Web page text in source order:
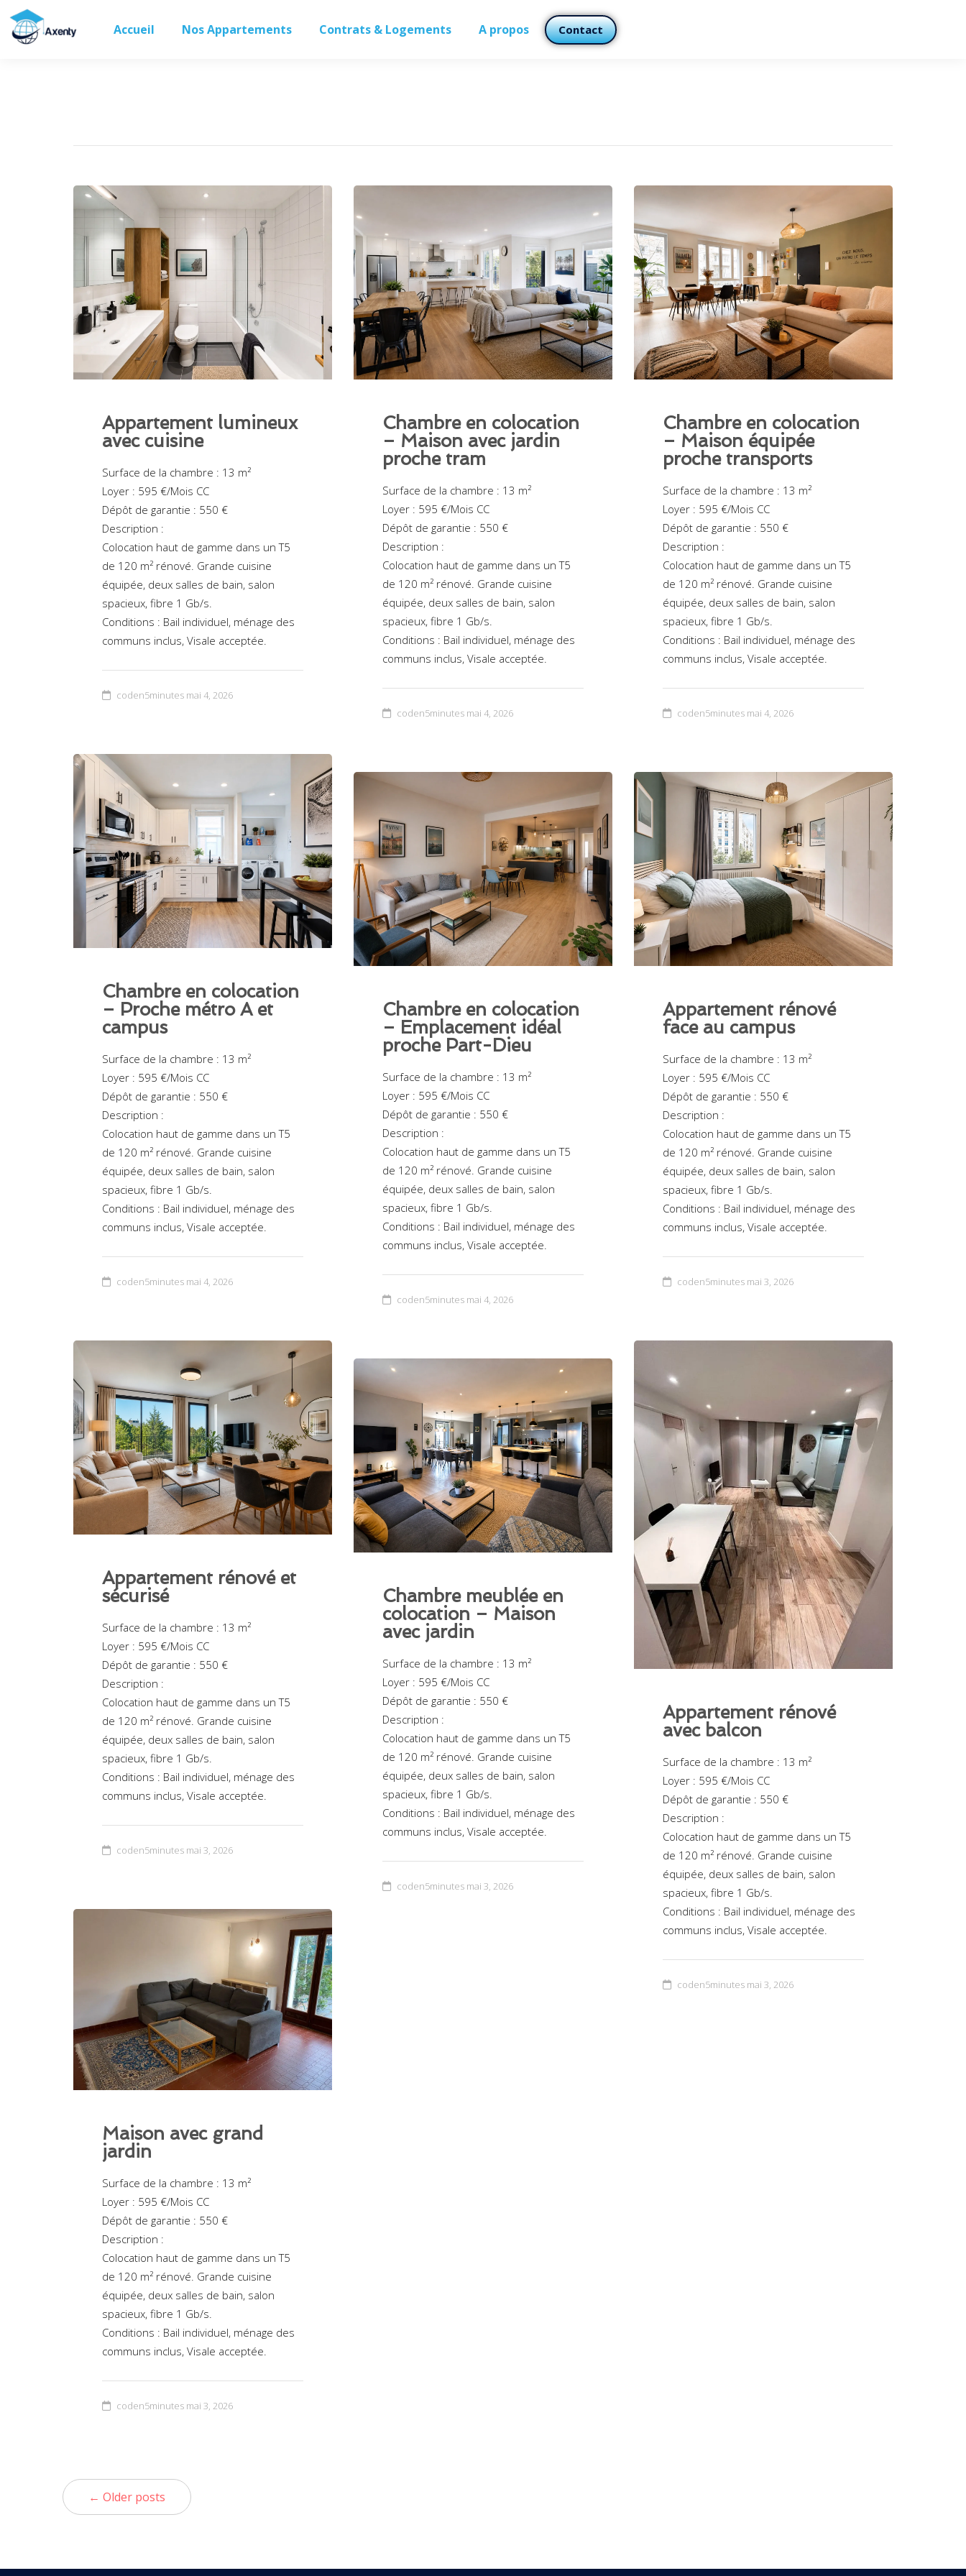
Accueil Nos Appartements Contrats & Logements A propos Contact
Appartement lumineux
avec cuisine
Surface de la chambre : 13 m²
Loyer : 595 €/Mois CC
Dépôt de garantie : 550 €
Description :
Colocation haut de gamme dans un T5
de 120 m² rénové. Grande cuisine
équipée, deux salles de bain, salon
spacieux, fibre 1 Gb/s.
Conditions : Bail individuel, ménage des
communs inclus, Visale acceptée.
coden5minutes mai 4, 2026
Chambre en colocation
– Maison avec jardin
proche tram
Surface de la chambre : 13 m²
Loyer : 595 €/Mois CC
Dépôt de garantie : 550 €
Description :
Colocation haut de gamme dans un T5
de 120 m² rénové. Grande cuisine
équipée, deux salles de bain, salon
spacieux, fibre 1 Gb/s.
Conditions : Bail individuel, ménage des
communs inclus, Visale acceptée.
coden5minutes mai 4, 2026
Chambre en colocation
– Maison équipée
proche transports
Surface de la chambre : 13 m²
Loyer : 595 €/Mois CC
Dépôt de garantie : 550 €
Description :
Colocation haut de gamme dans un T5
de 120 m² rénové. Grande cuisine
équipée, deux salles de bain, salon
spacieux, fibre 1 Gb/s.
Conditions : Bail individuel, ménage des
communs inclus, Visale acceptée.
coden5minutes mai 4, 2026
Chambre en colocation
– Proche métro A et
campus
Surface de la chambre : 13 m²
Loyer : 595 €/Mois CC
Dépôt de garantie : 550 €
Description :
Colocation haut de gamme dans un T5
de 120 m² rénové. Grande cuisine
équipée, deux salles de bain, salon
spacieux, fibre 1 Gb/s.
Conditions : Bail individuel, ménage des
communs inclus, Visale acceptée.
coden5minutes mai 4, 2026
Chambre en colocation
– Emplacement idéal
proche Part-Dieu
Surface de la chambre : 13 m²
Loyer : 595 €/Mois CC
Dépôt de garantie : 550 €
Description :
Colocation haut de gamme dans un T5
de 120 m² rénové. Grande cuisine
équipée, deux salles de bain, salon
spacieux, fibre 1 Gb/s.
Conditions : Bail individuel, ménage des
communs inclus, Visale acceptée.
coden5minutes mai 4, 2026
Appartement rénové
face au campus
Surface de la chambre : 13 m²
Loyer : 595 €/Mois CC
Dépôt de garantie : 550 €
Description :
Colocation haut de gamme dans un T5
de 120 m² rénové. Grande cuisine
équipée, deux salles de bain, salon
spacieux, fibre 1 Gb/s.
Conditions : Bail individuel, ménage des
communs inclus, Visale acceptée.
coden5minutes mai 3, 2026
Appartement rénové et
sécurisé
Surface de la chambre : 13 m²
Loyer : 595 €/Mois CC
Dépôt de garantie : 550 €
Description :
Colocation haut de gamme dans un T5
de 120 m² rénové. Grande cuisine
équipée, deux salles de bain, salon
spacieux, fibre 1 Gb/s.
Conditions : Bail individuel, ménage des
communs inclus, Visale acceptée.
coden5minutes mai 3, 2026
Appartement rénové
avec balcon
Surface de la chambre : 13 m²
Loyer : 595 €/Mois CC
Dépôt de garantie : 550 €
Description :
Colocation haut de gamme dans un T5
de 120 m² rénové. Grande cuisine
équipée, deux salles de bain, salon
spacieux, fibre 1 Gb/s.
Conditions : Bail individuel, ménage des
communs inclus, Visale acceptée.
coden5minutes mai 3, 2026
Chambre meublée en
colocation – Maison
avec jardin
Surface de la chambre : 13 m²
Loyer : 595 €/Mois CC
Dépôt de garantie : 550 €
Description :
Colocation haut de gamme dans un T5
de 120 m² rénové. Grande cuisine
équipée, deux salles de bain, salon
spacieux, fibre 1 Gb/s.
Conditions : Bail individuel, ménage des
communs inclus, Visale acceptée.
coden5minutes mai 3, 2026
Maison avec grand
jardin
Surface de la chambre : 13 m²
Loyer : 595 €/Mois CC
Dépôt de garantie : 550 €
Description :
Colocation haut de gamme dans un T5
de 120 m² rénové. Grande cuisine
équipée, deux salles de bain, salon
spacieux, fibre 1 Gb/s.
Conditions : Bail individuel, ménage des
communs inclus, Visale acceptée.
coden5minutes mai 3, 2026
← Older posts